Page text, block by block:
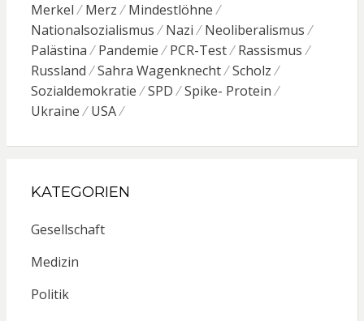
Merkel
Merz
Mindestlöhne
Nationalsozialismus
Nazi
Neoliberalismus
Palästina
Pandemie PCR-Test
Rassismus
Russland
Sahra Wagenknecht
Scholz
Sozialdemokratie
SPD
Spike- Protein
Ukraine
USA
KATEGORIEN
Gesellschaft
Medizin
Politik